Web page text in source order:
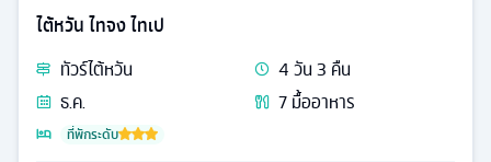
ไต้หวัน ไทจง ไทเป
ทัวร์ไต้หวัน 4วัน3 คืน
ธ.ค.
7มื้ออาหาร
ที่พักระดับ